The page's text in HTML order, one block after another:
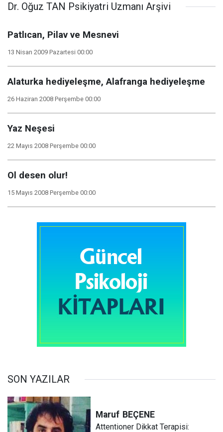
Dr. Oğuz TAN Psikiyatri Uzmanı Arşivi
Patlıcan, Pilav ve Mesnevi
13 Nisan 2009 Pazartesi 00:00
Alaturka hediyeleşme, Alafranga hediyeleşme
26 Haziran 2008 Perşembe 00:00
Yaz Neşesi
22 Mayıs 2008 Perşembe 00:00
Ol desen olur!
15 Mayıs 2008 Perşembe 00:00
SON YAZILAR
Maruf BEÇENE
Attentioner Dikkat Terapisi: